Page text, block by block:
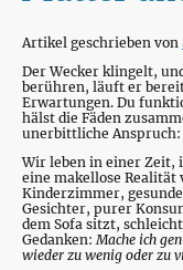
Artikel geschrieben von
Der Wecker klingelt,
berühren, läuft er
Erwartungen. Du
hälst die Fäden
unerbittliche Anspruch:
Wir leben in einer Zeit,
eine makellose
Kinderzimmer,
Gesichter, purer
dem Sofa sitzt,
Gedanken: Mache ich
wieder zu wenig oder zu